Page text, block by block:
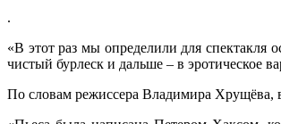
.
«В этот раз мы определили для спектакля
чистый бурлеск и дальше – в эротическое
По словам режиссера Владимира Хрущёва,